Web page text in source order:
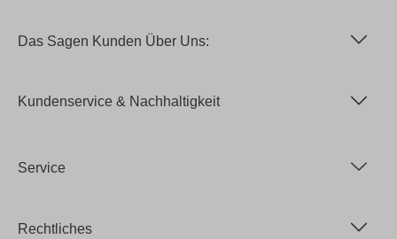
Das Sagen Kunden Über Uns:
Kundenservice & Nachhaltigkeit
Service
Rechtliches